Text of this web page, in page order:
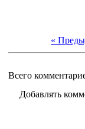
«
Всего
Добавлять